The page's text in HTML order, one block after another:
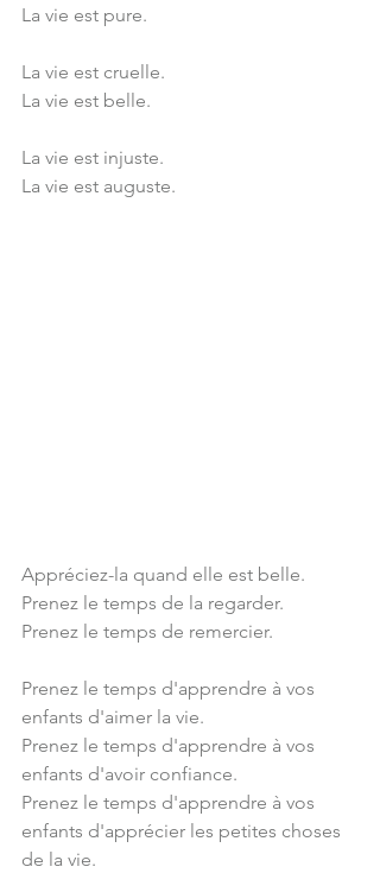
La vie est pure.
La vie est cruelle.
La vie est belle.
La vie est injuste.
La vie est auguste.
Appréciez-la quand elle est belle.
Prenez le temps de la regarder.
Prenez le temps de remercier.
Prenez le temps d'apprendre à vos
enfants d'aimer la vie.
Prenez le temps d'apprendre à vos
enfants d'avoir confiance.
Prenez le temps d'apprendre à vos
enfants d'apprécier les petites choses
de la vie.